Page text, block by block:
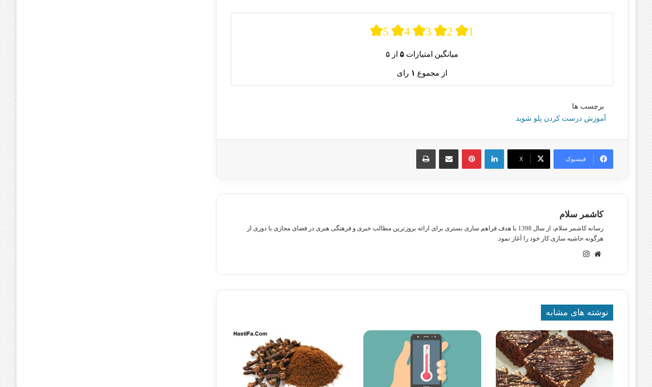
5 4 3 2 1
میانگین امتیازات ۵ از ۵
از مجموع ۱ رای
برچسب ها
آموزش درست کردن پلو شوید
فیسبوک X
لینکدین پینترستاشتراک گذاری از طریق ایمیل چاپ
کاشمر سلام
رسانه کاشمر سلام، از سال 1398 با هدف فراهم سازی بستری برای ارائه بروزترین مطالب خبری و فرهنگی هنری در فضای مجازی با دوری از
هرگونه حاشیه سازی کار خود را آغاز نمود.
وبسایت
نوشته های مشابه